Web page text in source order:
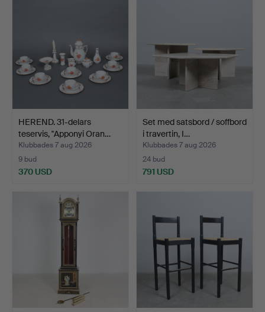
HEREND. 31-delars
teservis, ''Apponyi Oran…
Klubbades 7 aug 2026
9 bud
370 USD
Set med satsbord / soffbord
i travertin, I…
Klubbades 7 aug 2026
24 bud
791 USD